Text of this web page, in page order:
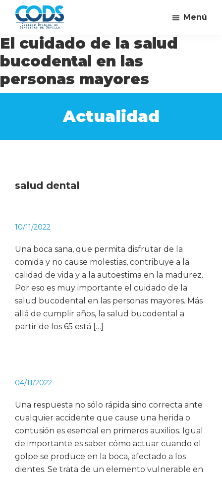
Saltar
contenido
principal
Saltar
la
barra
lateral
principal
Saltar
pie
de
página
al
dentista
Campaña
del
Colegio
Oficial
de
Menú
El cuidado de la salud
bucodental en las
personas mayores
Actualidad
salud dental
10/11/2022
Una boca sana, que permita disfrutar de la
comida y no cause molestias, contribuye a la
calidad de vida y a la autoestima en la madurez.
Por eso es muy importante el cuidado de la
salud bucodental en las personas mayores. Más
allá de cumplir años, la salud bucodental a
partir de los 65 está […]
04/11/2022
Una respuesta no sólo rápida sino correcta ante
cualquier accidente que cause una herida o
contusión es esencial en primeros auxilios. Igual
de importante es saber cómo actuar cuando el
golpe se produce en la boca, afectado a los
dientes. Se trata de un elemento vulnerable en